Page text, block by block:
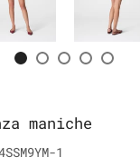
maniche
1